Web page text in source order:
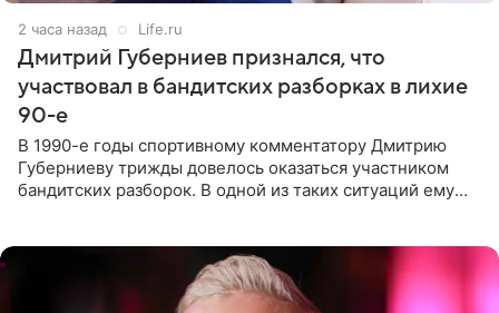
2 часа назад Life.ru
Дмитрий Губерниев признался, что
участвовал в бандитских разборках в лихие
90-е
В 1990-е годы спортивному комментатору Дмитрию
Губерниеву трижды довелось оказаться участником
бандитских разборок. В одной из таких ситуаций ему